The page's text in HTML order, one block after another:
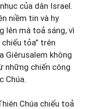
của dân Israel.
niềm tin và hy
lên mà toả sáng, vì
chiếu tỏa” trên
Giêrusalem không
những chiến công
Chúa.
Chúa chiếu toả